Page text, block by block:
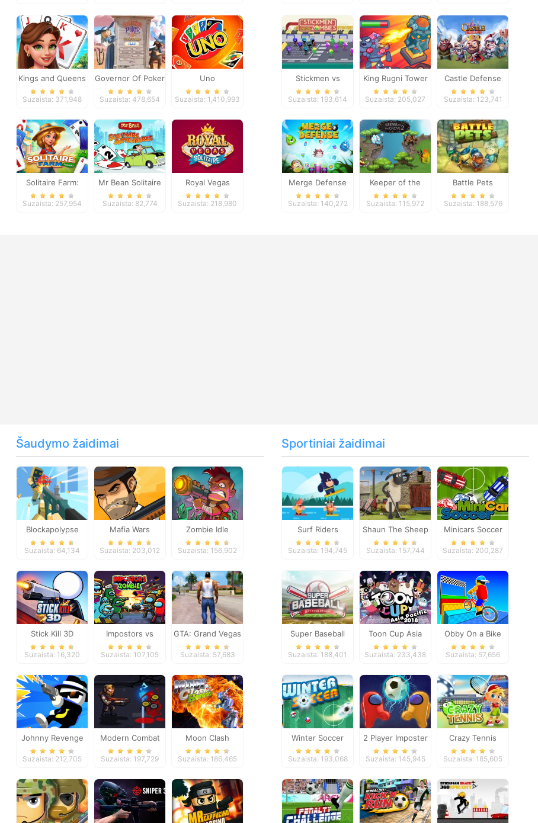
Kings and Queens
Solitaire Tripeaks
Suzaista: 371,948
Governor Of Poker
2
Suzaista: 478,654
Uno
Suzaista: 1,410,993
Solitaire Farm:
Seasons
Suzaista: 257,954
Mr Bean Solitaire
Adventures
Suzaista: 82,774
Royal Vegas
Solitaire
Suzaista: 218,980
Stickmen vs
Zombies
Suzaista: 193,614
King Rugni Tower
Defense
Suzaista: 205,027
Castle Defense
Suzaista: 123,741
Merge Defense
Suzaista: 140,272
Keeper of the
Grove 2
Suzaista: 115,972
Battle Pets
Suzaista: 188,576
Šaudymo žaidimai
Blockapolypse
Zombie Shooter
Suzaista: 64,134
Mafia Wars
Suzaista: 203,012
Zombie Idle
Defense Online
Suzaista: 156,902
Stick Kill 3D
Suzaista: 16,320
Impostors vs
Zombies: Survival
Suzaista: 107,105
GTA: Grand Vegas
Crime
Suzaista: 57,683
Johnny Revenge
Suzaista: 212,705
Modern Combat
Defense
Suzaista: 197,729
Moon Clash
Heroes
Suzaista: 186,465
Sportiniai žaidimai
Surf Riders
Suzaista: 194,745
Shaun The Sheep
Baahmy Golf
Suzaista: 157,744
Minicars Soccer
Suzaista: 200,287
Super Baseball
Suzaista: 188,401
Toon Cup Asia
Pacific 2018
Suzaista: 233,438
Obby On a Bike
Suzaista: 57,656
Winter Soccer
Suzaista: 193,068
2 Player Imposter
Soccer
Suzaista: 145,945
Crazy Tennis
Suzaista: 185,605